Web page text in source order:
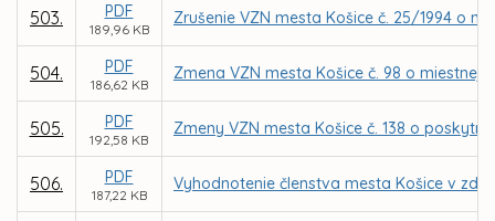
503. PDF
189,96 KB
Zrušenie VZN mesta Košice č. 25/1994 o
504. PDF
186,62 KB
Zmena VZN mesta Košice č. 98 o
505. PDF
192,58 KB
Zmeny VZN mesta Košice č. 138 o
506. PDF
187,22 KB
Vyhodnotenie členstva mesta Košice v